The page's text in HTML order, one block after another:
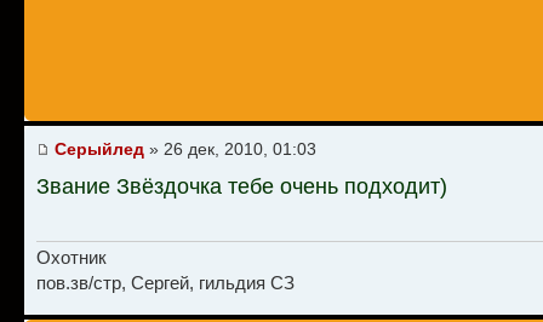
Серыйлед » 26 дек, 2010, 01:03
Звание Звёздочка тебе очень подходит)
Охотник
пов.зв/стр, Сергей, гильдия СЗ